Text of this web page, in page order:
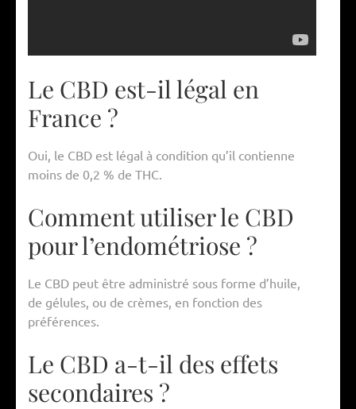
Le CBD est-il légal en
France ?
Oui, le CBD est légal à condition qu’il contienne
moins de 0,2 % de THC.
Comment utiliser le CBD
pour l’endométriose ?
Le CBD peut être administré sous forme d’huile,
de gélules, ou de crèmes, en fonction des
préférences.
Le CBD a-t-il des effets
secondaires ?